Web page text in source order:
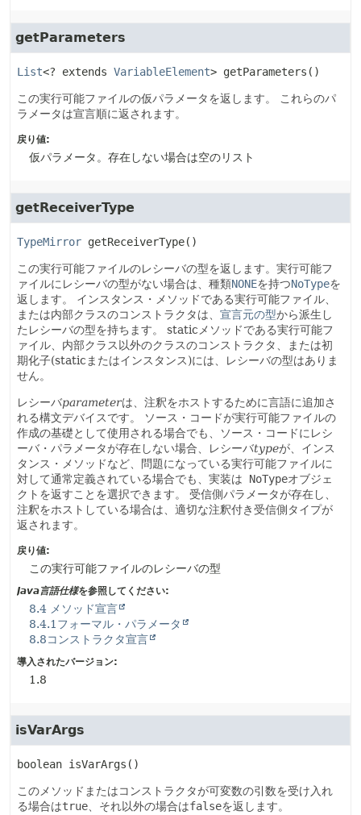
getParameters
List<? extends VariableElement> getParameters ()
この実行可能ファイルの仮パラメータを返します。
これらのパ
ラメータは宣言順に返されます。
戻り値:
仮パラメータ。存在しない場合は空のリスト
getReceiverType
TypeMirror getReceiverType()
この実行可能ファイルのレシーバの型を返します。実行可能フ
ァイルにレシーバの型がない場合は、種類NONEを持つNoTypeを
返します。
インスタンス・メソッドである実行可能ファイル、
または内部クラスのコンストラクタは、 宣言元の型から派生し
たレシーバの型を持ちます。
staticメソッドである実行可能フ
ァイル、内部クラス以外のクラスのコンストラクタ、または初
期化子(staticまたはインスタンス)には、レシーバの型はありま
せん。
レシーバparameterは、注釈をホストするために言語に追加さ
れる構文デバイスです。
ソース・コードが実行可能ファイルの
作成の基礎として使用される場合でも、ソース・コードにレシ
ーバ・パラメータが存在しない場合、レシーバtypeが、インス
タンス・メソッドなど、問題になっている実行可能ファイルに
対して通常定義されている場合でも、実装は NoTypeオブジェ
クトを返すことを選択できます。
受信側パラメータが存在し、
注釈をホストしている場合は、適切な注釈付き受信側タイプが
返されます。
戻り値:
この実行可能ファイルのレシーバの型
Java言語仕様を参照してください:
8.4 メソッド宣言
8.4.1フォーマル・パラメータ
8.8コンストラクタ宣言
導入されたバージョン:
1.8
isVarArgs
boolean isVarArgs ()
このメソッドまたはコンストラクタが可変数の引数を受け入れ
る場合はtrue 、それ以外の場合はfalseを返します。